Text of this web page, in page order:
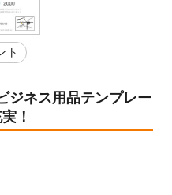
ト
ジネス用品テンプレー
！